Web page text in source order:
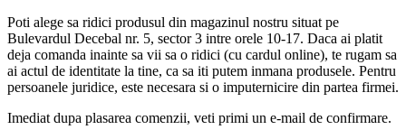
Poti alege sa ridici produsul din magazinul nostru situat pe
Bulevardul Decebal nr. 5, sector 3 intre orele 10-17. Daca ai platit
deja comanda inainte sa vii sa o ridici (cu cardul online), te rugam sa
ai actul de identitate la tine, ca sa iti putem inmana produsele. Pentru
persoanele juridice, este necesara si o imputernicire din partea firmei.
Imediat dupa plasarea comenzii, veti primi un e-mail de confirmare.